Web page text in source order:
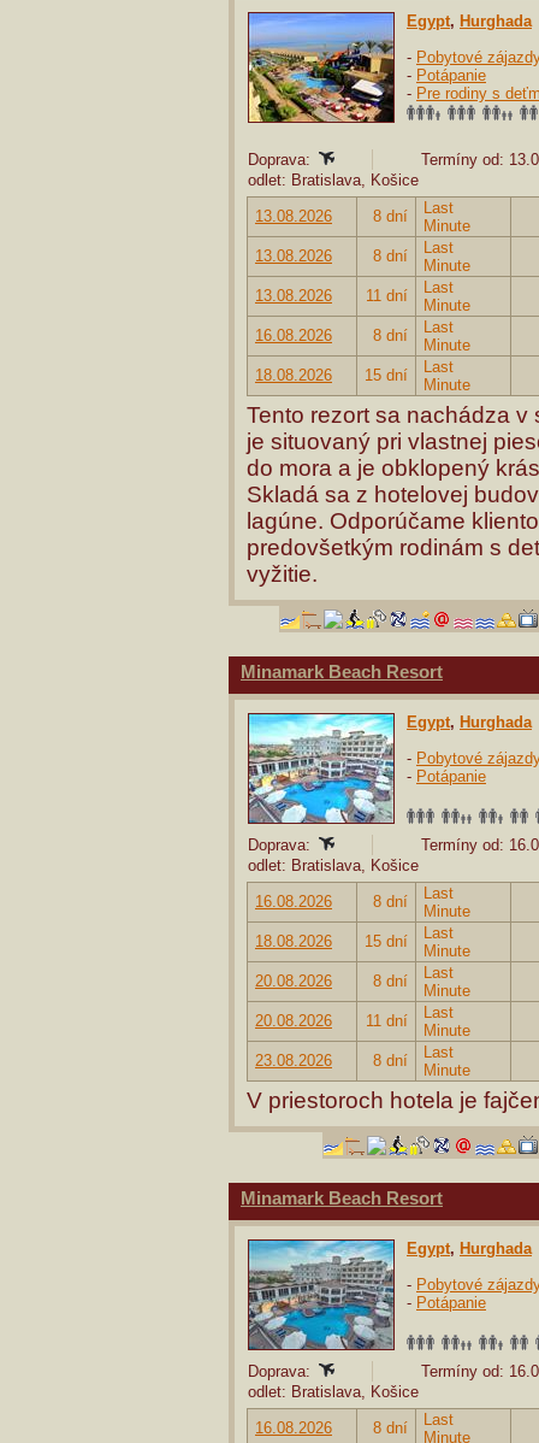
Egypt, Hurghada
- Pobytové
- Potápanie
- Pre rodiny s
Doprava:
Termíny od:
odlet: Bratislava, Košice
13.08.2026
8 dní
Last
Minute
13.08.2026
8 dní
Last
Minute
13.08.2026
11 dní
Last
Minute
16.08.2026
8 dní
Last
Minute
18.08.2026
15 dní
Last
Minute
Tento rezort sa nachádza
je situovaný pri vlastnej
do mora a je obklopený
Skladá sa z hotelovej
lagúne. Odporúčame
predovšetkým rodinám s
vyžitie.
Minamark Beach Resort
Egypt, Hurghada
- Pobytové
- Potápanie
Doprava:
Termíny od:
odlet: Bratislava, Košice
16.08.2026
8 dní
Last
Minute
18.08.2026
15 dní
Last
Minute
20.08.2026
8 dní
Last
Minute
20.08.2026
11 dní
Last
Minute
23.08.2026
8 dní
Last
Minute
V priestoroch hotela je
Minamark Beach Resort
Egypt, Hurghada
- Pobytové
- Potápanie
Doprava:
Termíny od:
odlet: Bratislava, Košice
16.08.2026
8 dní
Last
Minute